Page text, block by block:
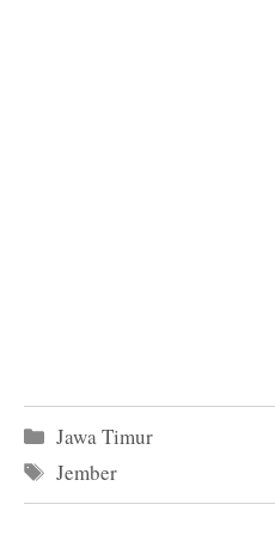
Kategori
Jawa Timur
Tag
Jember